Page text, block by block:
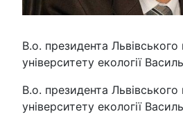
В.о. президента Львівського
університету екології
В.о. президента Львівського
університету екології